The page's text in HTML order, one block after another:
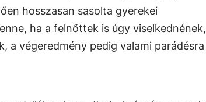
hosszasan sasolta gyerekei
ha a felnőttek is úgy viselkednének,
a végeredmény pedig valami parádésra